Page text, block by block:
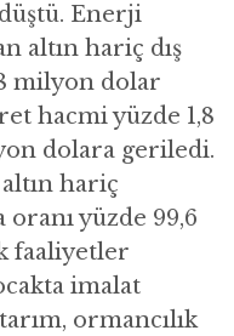
Enerji
altın hariç dış
milyon dolar
hacmi yüzde 1,8
dolara geriledi.
hariç
oranı yüzde 99,6
faaliyetler
imalat
ormancılık